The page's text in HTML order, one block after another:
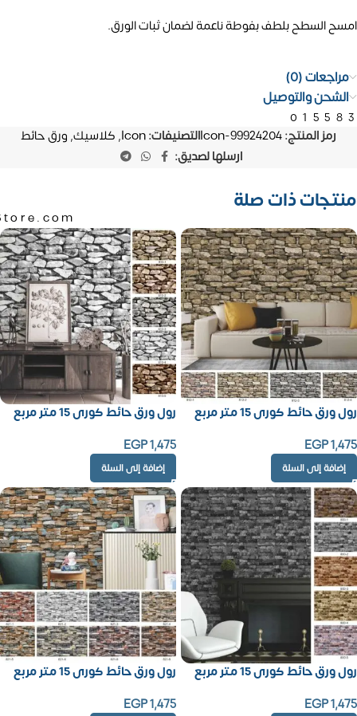
امسح السطح بلطف بفوطة ناعمة لضمان ثبات الورق.
مراجعات (0)
الشحن والتوصيل
رمز المنتج:Icon-99924204التصنيفات:Icon
, كلاسيك, ورق حائط
ارسلها لصديق:
منتجات ذات صلة
رول ورق حائط كورى 15 متر مربع
EGP1,475
إضافة إلى السلة
رول ورق حائط كورى 15 متر مربع
EGP1,475
إضافة إلى السلة
رول ورق حائط كورى 15 متر مربع
EGP1,475
رول ورق حائط كورى 15 متر مربع
EGP1,475